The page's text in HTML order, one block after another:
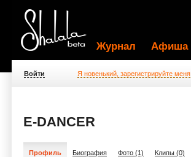
Журнал Афиша
Войти Я новенький, зарегистрируйте меня
E-DANCER
Профиль Биография Фото (1) Клипы (0)